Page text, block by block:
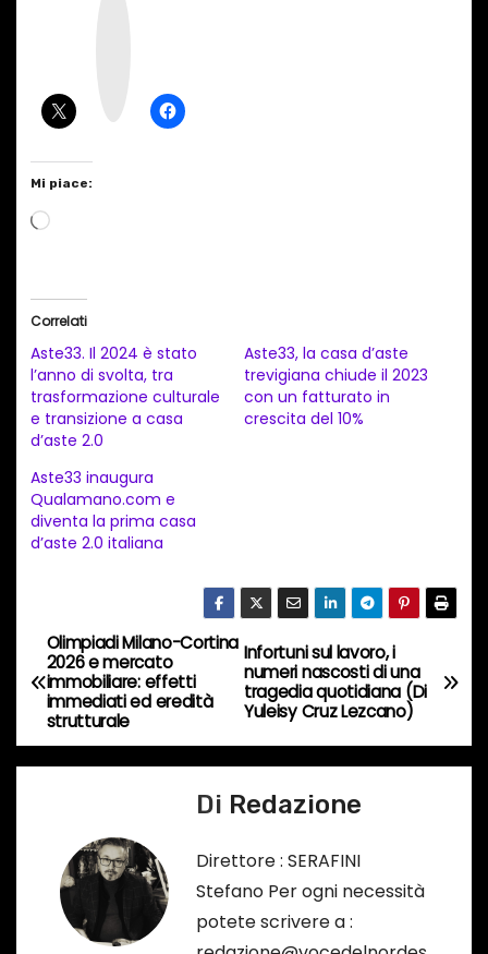
Mi piace:
C
a
m
e
t
o
i
o
r
s
…
Correlati
Aste33. Il 2024 è stato
l’anno di svolta, tra
trasformazione culturale
e transizione a casa
d’aste 2.0
Aste33, la casa d’aste
trevigiana chiude il 2023
con un fatturato in
crescita del 10%
Aste33 inaugura
Qualamano.com e
diventa la prima casa
d’aste 2.0 italiana
N
a
v
Infortuni sul lavoro, i
numeri nascosti di una
tragedia quotidiana (Di
Yuleisy Cruz Lezcano)
Olimpiadi Milano-Cortina
2026 e mercato
immobiliare: effetti
immediati ed eredità
strutturale
Di Redazione
Direttore : SERAFINI
Stefano Per ogni necessità
potete scrivere a :